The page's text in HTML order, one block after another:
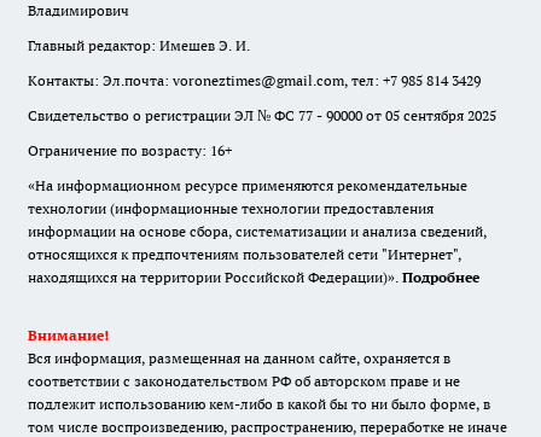
Владимирович
Главный редактор: Имешев Э. И.
Контакты: Эл.почта: voroneztimes@gmail.com, тел: +7 985 814 3429
Свидетельство о регистрации ЭЛ № ФС 77 - 90000 от 05 сентября 2025
Ограничение по возрасту: 16+
«На информационном ресурсе применяются рекомендательные
технологии (информационные технологии предоставления
информации на основе сбора, систематизации и анализа сведений,
относящихся к предпочтениям пользователей сети "Интернет",
находящихся на территории Российской Федерации)». Подробнее
Внимание!
Вся информация, размещенная на данном сайте, охраняется в
соответствии с законодательством РФ об авторском праве и не
подлежит использованию кем-либо в какой бы то ни было форме, в
том числе воспроизведению, распространению, переработке не иначе